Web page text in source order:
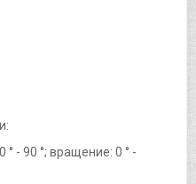
° - 90 °; вращение: 0 ° -